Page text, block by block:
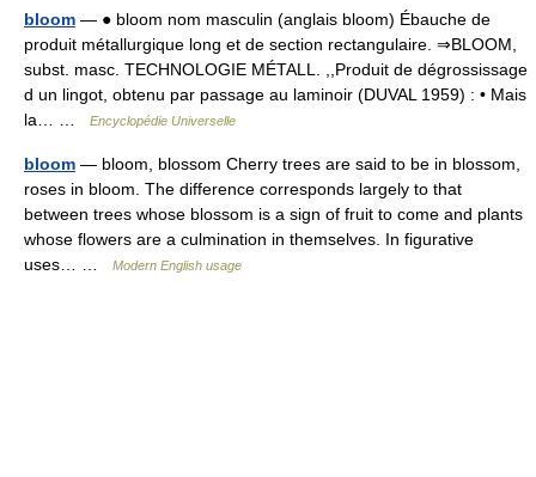
bloom — ● bloom nom masculin (anglais bloom) Ébauche de
produit métallurgique long et de section rectangulaire. ⇒BLOOM,
subst. masc. TECHNOLOGIE MÉTALL. ,,Produit de dégrossissage
d un lingot, obtenu par passage au laminoir (DUVAL 1959) : • Mais
la… …
Encyclopédie Universelle
bloom — bloom, blossom Cherry trees are said to be in blossom,
roses in bloom. The difference corresponds largely to that
between trees whose blossom is a sign of fruit to come and plants
whose flowers are a culmination in themselves. In figurative
uses… …
Modern English usage